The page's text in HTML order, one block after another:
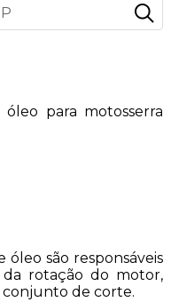
para motosserra
óleo são responsáveis
rotação do motor,
conjunto de corte.